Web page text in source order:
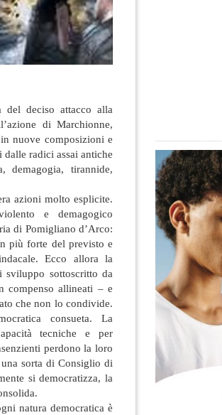
deciso attacco alla
di Marchionne,
nuove composizioni e
dalle radici assai antiche
demagogia, tirannide,
azioni molto esplicite.
e demagogico
di Pomigliano d’Arco:
più forte del previsto e
Ecco allora la
sottoscritto da
compenso allineati – e
che non lo condivide.
consueta. La
tecniche e per
perdono la loro
sorta di Consiglio di
si democratizza, la
natura democratica è